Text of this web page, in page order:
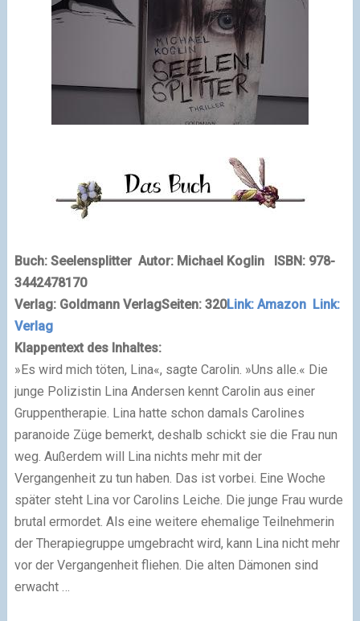
Buch: Seelensplitter Autor: Michael Koglin
ISBN: 978-
3442478170
Verlag: Goldmann VerlagSeiten: 320Link: Amazon Link:
Verlag
Klappentext des Inhaltes:
»Es wird mich töten, Lina«, sagte Carolin. »Uns alle.« Die
junge Polizistin Lina Andersen kennt Carolin aus einer
Gruppentherapie. Lina hatte schon damals Carolines
paranoide Züge bemerkt, deshalb schickt sie die Frau nun
weg. Außerdem will Lina nichts mehr mit der
Vergangenheit zu tun haben. Das ist vorbei. Eine Woche
später steht Lina vor Carolins Leiche. Die junge Frau wurde
brutal ermordet. Als eine weitere ehemalige Teilnehmerin
der Therapiegruppe umgebracht wird, kann Lina nicht mehr
vor der Vergangenheit fliehen. Die alten Dämonen sind
erwacht …